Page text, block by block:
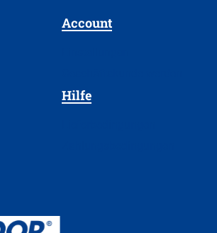
Account
Hilfe